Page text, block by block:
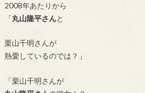
2008年あたりから
「丸山隆平さんと
栗山千明さんが
熱愛しているのでは？」
「栗山千明さんが